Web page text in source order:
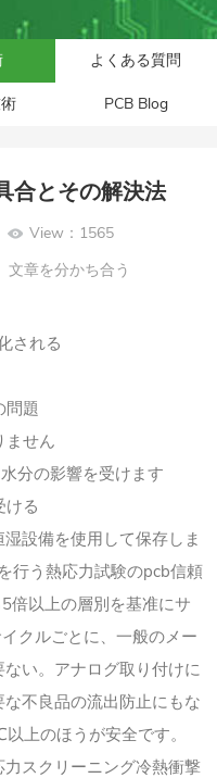
よくある質問
PCB Blog
合とその解決法
View：1565
文章を分かち合う
される
問題
ません
分の影響を受けます
ける
設備を使用して保存しま
行う熱応力試験のpcb信頼
倍以上の層別を基准にサ
クルごとに、一般のメー
い。アナログ取り付けに
不良品の流出防止にもな
上のほうが安全です。
スクリーニング冷熱衝撃